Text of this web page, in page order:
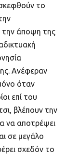
το
την άποψη της
Ανέφεραν
όταν
επί του
βλέπουν την
να αποτρέψει
σε μεγάλο
σχεδόν το